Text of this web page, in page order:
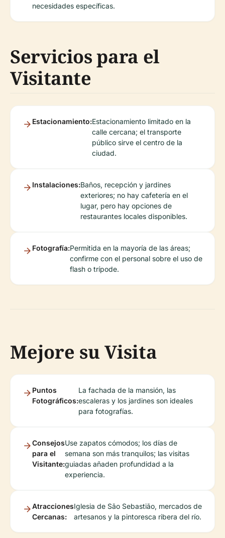
necesidades específicas.
Servicios para el
Visitante
Estacionamiento:Estacionamiento limitado en la
calle cercana; el transporte
público sirve el centro de la
ciudad.
Instalaciones:Baños, recepción y jardines
exteriores; no hay cafetería en el
lugar, pero hay opciones de
restaurantes locales disponibles.
Fotografía:Permitida en la mayoría de las áreas;
confirme con el personal sobre el uso de
flash o trípode.
Mejore su Visita
Puntos
Fotográficos:
La fachada de la mansión, las
escaleras y los jardines son ideales
para fotografías.
Consejos
para el
Visitante:
Use zapatos cómodos; los días de
semana son más tranquilos; las visitas
guiadas añaden profundidad a la
experiencia.
Atracciones
Cercanas:
Iglesia de São Sebastião, mercados de
artesanos y la pintoresca ribera del río.